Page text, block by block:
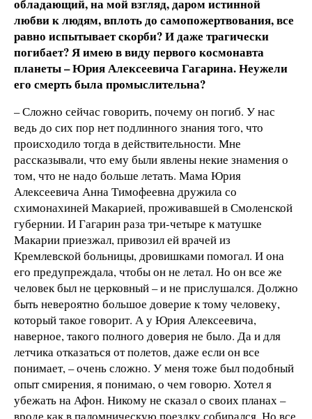
обладающий, на мой взгляд, даром истинной
любви к людям, вплоть до самопожертвования, все
равно испытывает скорби? И даже трагически
погибает? Я имею в виду первого космонавта
планеты – Юрия Алексеевича Гагарина. Неужели
его смерть была промыслительна?
– Сложно сейчас говорить, почему он погиб. У нас
ведь до сих пор нет подлинного знания того, что
происходило тогда в действительности. Мне
рассказывали, что ему были явлены некие знамения о
том, что не надо больше летать. Мама Юрия
Алексеевича Анна Тимофеевна дружила со
схимонахиней Макарией, проживавшей в Смоленской
губернии. И Гагарин раза три-четыре к матушке
Макарии приезжал, привозил ей врачей из
Кремлевской больницы, дровишками помогал. И она
его предупреждала, чтобы он не летал. Но он все же
человек был не церковный – и не прислушался. Должно
быть невероятно большое доверие к тому человеку,
который такое говорит. А у Юрия Алексеевича,
наверное, такого полного доверия не было. Да и для
летчика отказаться от полетов, даже если он все
понимает, – очень сложно. У меня тоже был подобный
опыт смирения, я понимаю, о чем говорю. Хотел я
убежать на Афон. Никому не сказал о своих планах –